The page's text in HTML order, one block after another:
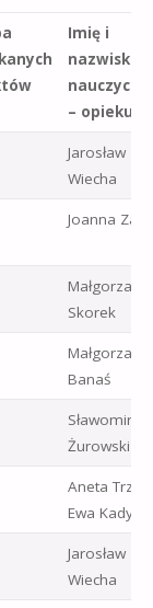
Imię i
nazwisko
– opiekuna
Jarosław
Wiecha
Joanna
Małgorzata
Skorek
Małgorzata
Banaś
Sławomir
Żurowski
Aneta
Ewa Kadylak
Jarosław
Wiecha